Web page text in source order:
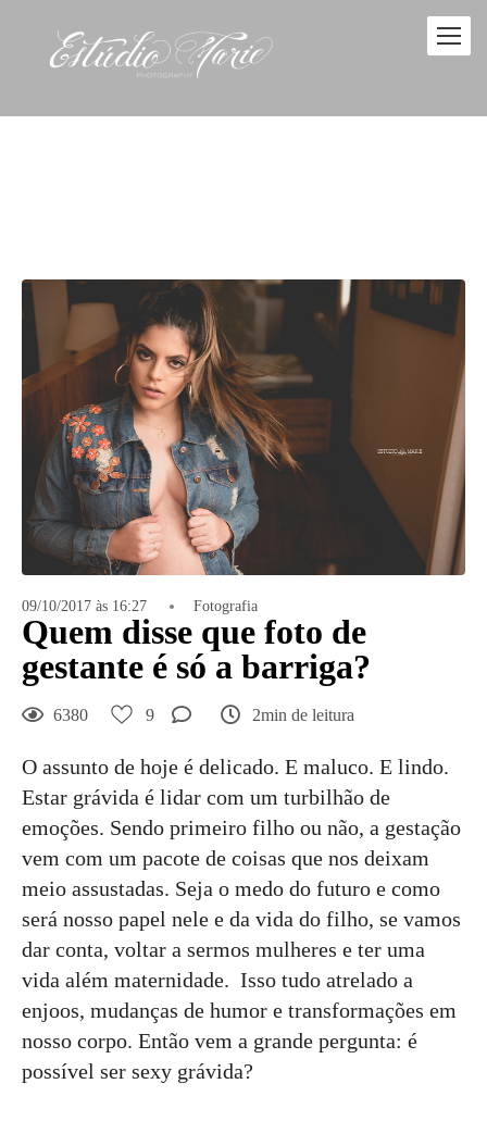
09/10/2017 às 16:27 Fotografia
Quem disse que foto de
gestante é só a barriga?
6380 9 2min de leitura
O assunto de hoje é delicado. E maluco. E lindo.
Estar grávida é lidar com um turbilhão de
emoções. Sendo primeiro filho ou não, a gestação
vem com um pacote de coisas que nos deixam
meio assustadas. Seja o medo do futuro e como
será nosso papel nele e da vida do filho, se vamos
dar conta, voltar a sermos mulheres e ter uma
vida além maternidade. Isso tudo atrelado a
enjoos, mudanças de humor e transformações em
nosso corpo. Então vem a grande pergunta: é
possível ser sexy grávida?